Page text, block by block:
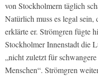
von Stockholmern täglich
Natürlich muss es legal
erklärte er. Strömgren fügte
Stockholmer Innenstadt die
„nicht zuletzt für
Menschen“. Strömgren